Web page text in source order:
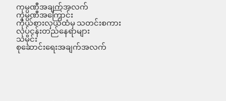
ကုမ္ပဏီအချက်အလက်
ကုမ္ပဏီအကြောင်း
ကိုယ်စားလှယ်ထံမှ သတင်းစကား
လုပ်ငန်းတည်နေရာများ
သမိုင်း
စုဆောင်းရေးအချက်အလက်